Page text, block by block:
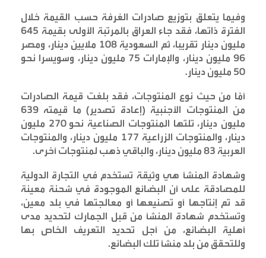
وفيما يتعلق بتوزيع صادرات الغرفة حسب القيمة خلال
الفترة ذاتها، فقد جاء العراق بالمرتبة الأولى بقيمة 645
مليون دينار تقريبا، ثم السعودية 108 ملايين دينار، ومصر
96 مليون دينار، والإمارات 75 مليون دينار، وسويسرا نحو
50 مليون دينار
.
أمّا من حيث نوع المنتوجات، فقد بلغت قيمة الصادرات
من المنتوجات الأجنبية (إعادة تصدير) ما قيمته 639
مليون دينار، تلتها المنتوجات الصناعية نحو 270 مليون
دينار، والمنتوجات الزراعية 177 مليون دينار، والمنتوجات
العربية 83 مليون دينار، والباقي ذهب لمنتوجات أخرى
.
وشهادة المنشأ هي وثيقة تستخدم في التجارة الدولية
للمصادقة على أن البضائع الموجودة في شحنة معينة
قد تم إنتاجها أو تصنيعها أو معالجتها في بلد معين،
وتستخدم شهادة المنشأ من قبل الجمارك لتحديد مدى
أهلية البضائع، من أجل تحديد التعريف الخاص بها
وللتحقق من بلد منشأ تلك البضائع.